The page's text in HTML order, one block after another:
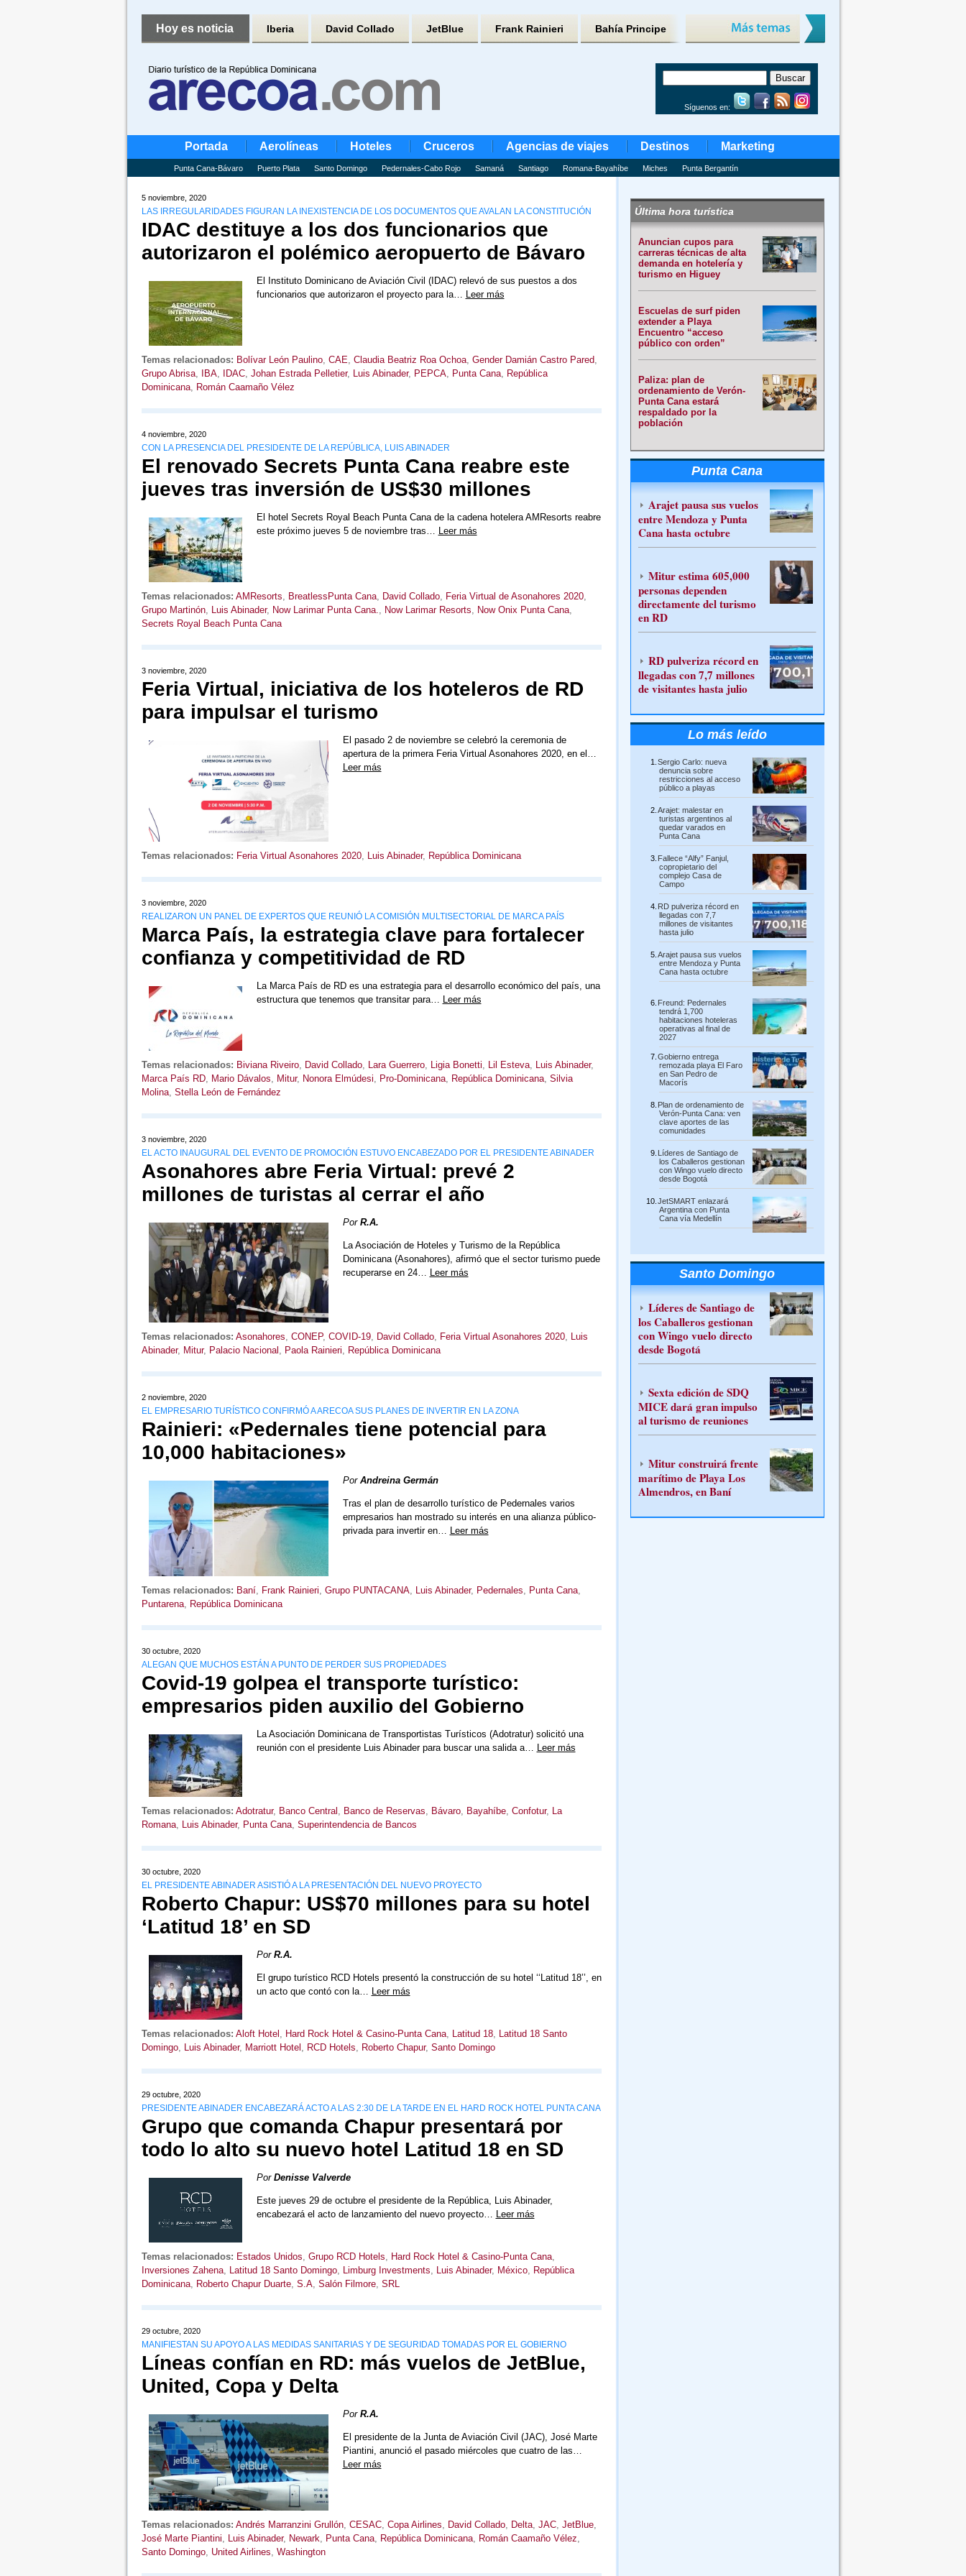
Hoy es noticia Iberia David Collado JetBlue Frank Rainieri Bahía Principe
Síguenos en:
Portada Aerolíneas Hoteles Cruceros Agencias de viajes Destinos Marketing
Punta Cana-Bávaro Puerto Plata Santo Domingo Pedernales-Cabo Rojo Samaná Santiago Romana-Bayahíbe Miches Punta Bergantín
5 noviembre, 2020
LAS IRREGULARIDADES FIGURAN LA INEXISTENCIA DE LOS DOCUMENTOS QUE AVALAN LA CONSTITUCIÓN
IDAC destituye a los dos funcionarios que
autorizaron el polémico aeropuerto de Bávaro
El Instituto Dominicano de Aviación Civil (IDAC) relevó de sus puestos a dos
funcionarios que autorizaron el proyecto para la… Leer más
Temas relacionados: Bolívar León Paulino, CAE, Claudia Beatriz Roa Ochoa, Gender Damián Castro Pared,
Grupo Abrisa, IBA, IDAC, Johan Estrada Pelletier, Luis Abinader, PEPCA, Punta Cana, República
Dominicana, Román Caamaño Vélez
4 noviembre, 2020
CON LA PRESENCIA DEL PRESIDENTE DE LA REPÚBLICA, LUIS ABINADER
El renovado Secrets Punta Cana reabre este
jueves tras inversión de US$30 millones
El hotel Secrets Royal Beach Punta Cana de la cadena hotelera AMResorts reabre
este próximo jueves 5 de noviembre tras… Leer más
Temas relacionados: AMResorts, BreatlessPunta Cana, David Collado, Feria Virtual de Asonahores 2020,
Grupo Martinón, Luis Abinader, Now Larimar Punta Cana., Now Larimar Resorts, Now Onix Punta Cana,
Secrets Royal Beach Punta Cana
3 noviembre, 2020
Feria Virtual, iniciativa de los hoteleros de RD
para impulsar el turismo
El pasado 2 de noviembre se celebró la ceremonia de
apertura de la primera Feria Virtual Asonahores 2020, en el…
Leer más
Temas relacionados: Feria Virtual Asonahores 2020, Luis Abinader, República Dominicana
3 noviembre, 2020
REALIZARON UN PANEL DE EXPERTOS QUE REUNIÓ LA COMISIÓN MULTISECTORIAL DE MARCA PAÍS
Marca País, la estrategia clave para fortalecer
confianza y competitividad de RD
La Marca País de RD es una estrategia para el desarrollo económico del país, una
estructura que tenemos que transitar para… Leer más
Temas relacionados: Biviana Riveiro, David Collado, Lara Guerrero, Ligia Bonetti Lil Esteva, Luis Abinader,
Marca País RD, Mario Dávalos Mitur, Nonora Elmúdesi Pro-Dominicana, República Dominicana, Silvia
Molina, Stella León de Fernández
3 noviembre, 2020
EL ACTO INAUGURAL DEL EVENTO DE PROMOCIÓN ESTUVO ENCABEZADO POR EL PRESIDENTE ABINADER
Asonahores abre Feria Virtual: prevé 2
millones de turistas al cerrar el año
Por R.A.
La Asociación de Hoteles y Turismo de la República
Dominicana (Asonahores), afirmó que el sector turismo puede
recuperarse en 24… Leer más
Temas relacionados: Asonahores CONEP, COVID-19, David Collado, Feria Virtual Asonahores 2020,
Luis
Abinader, Mitur, Palacio Nacional Paola Rainieri República Dominicana
2 noviembre, 2020
EL EMPRESARIO TURÍSTICO CONFIRMÓ A ARECOA SUS PLANES DE INVERTIR EN LA ZONA
Rainieri: «Pedernales tiene potencial para
10,000 habitaciones»
Por Andreina Germán
Tras el plan de desarrollo turístico de Pedernales varios
empresarios han mostrado su interés en una alianza público-
privada para invertir en…
Leer más
Temas relacionados: Baní, Frank Rainieri, Grupo PUNTACANA, Luis Abinader, Pedernales, Punta Cana,
Puntarena, República Dominicana
30 octubre, 2020
ALEGAN QUE MUCHOS ESTÁN A PUNTO DE PERDER SUS PROPIEDADES
Covid-19 golpea el transporte turístico:
empresarios piden auxilio del Gobierno
La Asociación Dominicana de Transportistas Turísticos (Adotratur) solicitó una
reunión con el presidente Luis Abinader para buscar una salida a… Leer más
Temas relacionados: Adotratur, Banco Central , Banco de Reservas, Bávaro, Bayahíbe, Confotur, La
Romana, Luis Abinader, Punta Cana, Superintendencia de Bancos
30 octubre, 2020
EL PRESIDENTE ABINADER ASISTIÓ A LA PRESENTACIÓN DEL NUEVO PROYECTO
Roberto Chapur: US$70 millones para su hotel
‘Latitud 18’ en SD
Por R.A.
El grupo turístico RCD Hotels presentó la construcción de su hotel ‘‘Latitud 18’’, en
un acto que contó con la… Leer más
Temas relacionados: Aloft Hotel , Hard Rock Hotel & Casino-Punta Cana, Latitud 18, Latitud 18 Santo
Domingo, Luis Abinader, Marriott Hotel , RCD Hotels, Roberto Chapur, Santo Domingo
29 octubre, 2020
PRESIDENTE ABINADER ENCABEZARÁ ACTO A LAS 2:30 DE LA TARDE EN EL HARD ROCK HOTEL PUNTA CANA
Grupo que comanda Chapur presentará por
todo lo alto su nuevo hotel Latitud 18 en SD
Por Denisse Valverde
Este jueves 29 de octubre el presidente de la República, Luis Abinader,
encabezará el acto de lanzamiento del nuevo proyecto… Leer más
Temas relacionados: Estados Unidos, Grupo RCD Hotels, Hard Rock Hotel & Casino-Punta Cana,
Inversiones Zahena, Latitud 18 Santo Domingo, Limburg Investments, Luis Abinader, México, República
Dominicana, Roberto Chapur Duarte, S.A, Salón Filmore, SRL
29 octubre, 2020
MANIFIESTAN SU APOYO A LAS MEDIDAS SANITARIAS Y DE SEGURIDAD TOMADAS POR EL GOBIERNO
Líneas confían en RD: más vuelos de JetBlue,
United, Copa y Delta
Por R.A.
El presidente de la Junta de Aviación Civil (JAC), José Marte
Piantini, anunció el pasado miércoles que cuatro de las…
Leer más
Temas relacionados: Andrés Marranzini Grullón, CESAC, Copa Airlines David Collado, Delta, JAC, JetBlue,
José Marte Piantini
Luis Abinader, Newark Punta Cana, República Dominicana, Román Caamaño Vélez
Santo Domingo, United Airlines Washington
Última hora turística
Anuncian cupos para
carreras técnicas de alta
demanda en hotelería y
turismo en Higuey
Escuelas de surf piden
extender a Playa
Encuentro “acceso
público con orden”
Paliza: plan de
ordenamiento de Verón-
Punta Cana estará
respaldado por la
población
Punta Cana
Arajet pausa sus vuelos
entre Mendoza y Punta
Cana hasta octubre
Mitur estima 605,000
personas dependen
directamente del turismo
en RD
RD pulveriza récord en
llegadas con 7,7 millones
de visitantes hasta julio
Lo más leído
Sergio Carlo: nueva
denuncia sobre
restricciones al acceso
público a playas
Arajet: malestar en
turistas argentinos al
quedar varados en
Punta Cana
Fallece “Alfy” Fanjul,
copropietario del
complejo Casa de
Campo
RD pulveriza récord en
llegadas con 7,7
millones de visitantes
hasta julio
Arajet pausa sus vuelos
entre Mendoza y Punta
Cana hasta octubre
Freund: Pedernales
tendrá 1,700
habitaciones hoteleras
operativas al final de
2027
Gobierno entrega
remozada playa El Faro
en San Pedro de
Macorís
Plan de ordenamiento de
Verón-Punta Cana: ven
clave aportes de las
comunidades
Líderes de Santiago de
los Caballeros gestionan
con Wingo vuelo directo
desde Bogotá
JetSMART enlazará
Argentina con Punta
Cana vía Medellín
Santo Domingo
Líderes de Santiago de
los Caballeros gestionan
con Wingo vuelo directo
desde Bogotá
Sexta edición de SDQ
MICE dará gran impulso
al turismo de reuniones
Mitur construirá frente
marítimo de Playa Los
Almendros, en Baní